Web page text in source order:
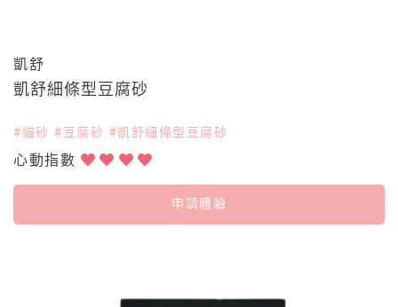
凱舒
凱舒細條型豆腐砂
#貓砂 #豆腐砂 #凱舒細條型豆腐砂
心動指數
申請體驗